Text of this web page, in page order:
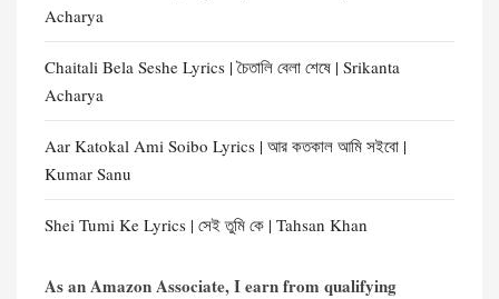
Acharya
Chaitali Bela Seshe Lyrics | চৈতালি বেলা শেষে | Srikanta
Acharya
Aar Katokal Ami Soibo Lyrics | আর কতকাল আমি সইবো |
Kumar Sanu
Shei Tumi Ke Lyrics | সেই তুমি কে | Tahsan Khan
As an Amazon Associate, I earn from qualifying